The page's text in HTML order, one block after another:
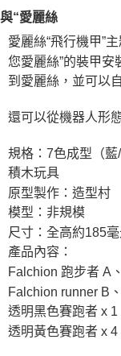
與“愛麗絲
愛麗絲“飛行機甲”
您愛麗絲”的裝甲安
到愛麗絲，並可以
還可以從機器人形
規格：7色成型（
積木玩具
原型製作：造型村
模型：非規模
尺寸：全高約185
產品內容：
Falchion 跑步者 A
Falchion runner B
透明黑色賽跑者 x 1
透明黃色賽跑者 x 4